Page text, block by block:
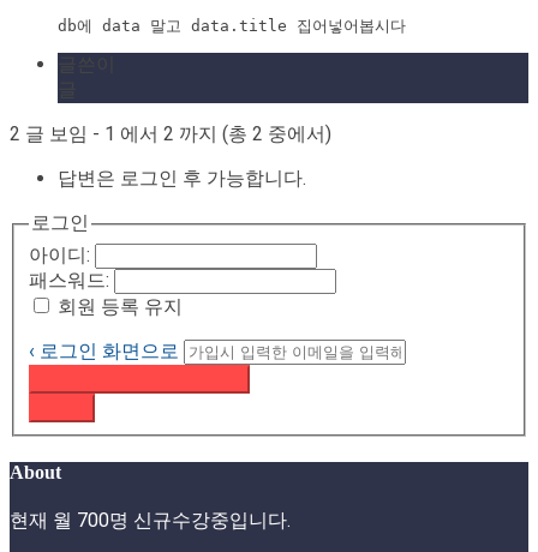
db에 data 말고 data.title 집어넣어봅시다
2 글 보임 - 1 에서 2 까지 (총 2 중에서)
답변은 로그인 후 가능합니다.
로그인
아이디:
패스워드:
회원 등록 유지
‹ 로그인 화면으로
About
현재 월 700명 신규수강중입니다.